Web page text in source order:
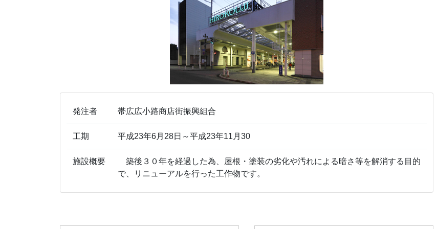
発注者 帯広広小路商店街振興組合
工期 平成23年6月28日～平成23年11月30
施設概要
築後３０年を経過した為、屋根・塗装の劣化や汚れによる暗さ等を解消する目的
で、リニューアルを行った工作物です。